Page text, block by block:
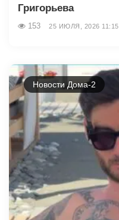
Григорьева
153 25 ИЮЛЯ, 2026 11:15
Новости Дома-2